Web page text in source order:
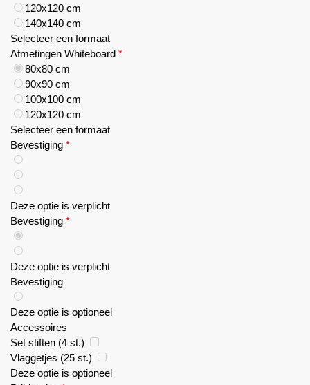
120x120 cm
140x140 cm
Selecteer een formaat
Afmetingen Whiteboard *
80x80 cm
90x90 cm
100x100 cm
120x120 cm
Selecteer een formaat
Bevestiging *
Deze optie is verplicht
Bevestiging *
Deze optie is verplicht
Bevestiging
Deze optie is optioneel
Accessoires
Set stiften (4 st.)
Vlaggetjes (25 st.)
Deze optie is optioneel